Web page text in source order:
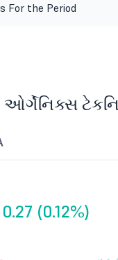
For the Period
0.27 (0.12%)